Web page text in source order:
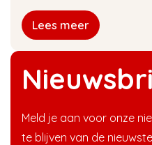
Meld je aan voor onze
te blijven van de
Lees meer